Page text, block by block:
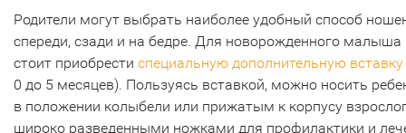
Родители могут выбрать наиболее удобный способ
спереди, сзади и на бедре. Для новорожденного малыша
стоит приобрести специальную дополнительную вставку
0 до 5 месяцев). Пользуясь вставкой, можно носить
в положении колыбели или прижатым к корпусу
широко разведенными ножками для профилактики и